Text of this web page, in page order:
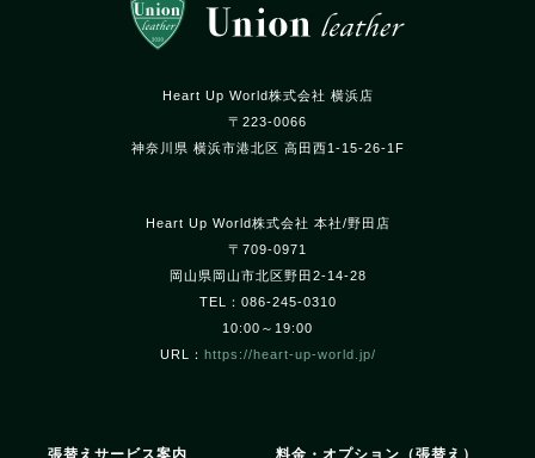
Heart Up World株式会社 横浜店
〒223-0066
神奈川県 横浜市港北区 高田西1-15-26-1F
Heart Up World株式会社 本社/野田店
〒709-0971
岡山県岡山市北区野田2-14-28
TEL：086-245-0310
10:00～19:00
URL： https://heart-up-world.jp/
張替えサービス案内 料金・オプション（張替え）